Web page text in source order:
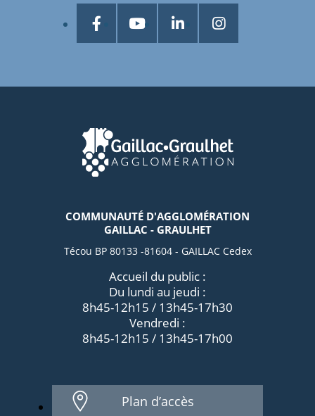
COMMUNAUTÉ D'AGGLOMÉRATION
GAILLAC - GRAULHET
Técou BP 80133 -81604 - GAILLAC Cedex
Accueil du public :
Du lundi au jeudi :
8h45-12h15 / 13h45-17h30
Vendredi :
8h45-12h15 / 13h45-17h00
Plan d’accès